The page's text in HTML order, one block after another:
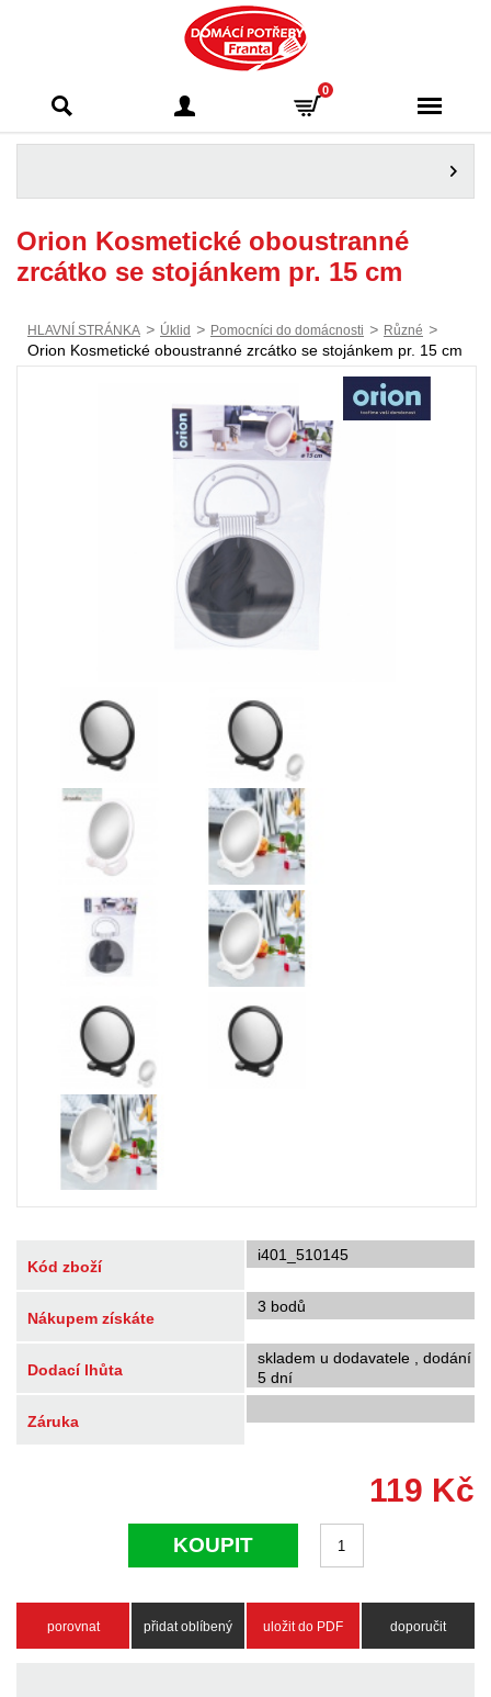
Franta - Příbram
0
Orion Kosmetické oboustranné
zrcátko se stojánkem pr. 15 cm
HLAVNÍ STRÁNKA > Úklid > Pomocníci do domácnosti > Různé >
Orion Kosmetické oboustranné zrcátko se stojánkem pr. 15 cm
Kód zboží
i401_510145
Nákupem získáte
3 bodů
Dodací lhůta
skladem u dodavatele , dodání
5 dní
Záruka
119 Kč
KOUPIT
porovnat přidat oblíbený uložit do PDF doporučit